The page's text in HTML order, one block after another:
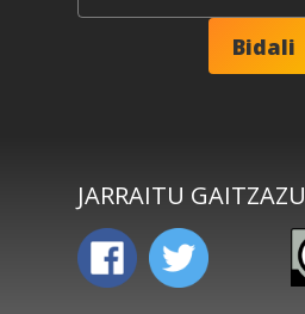
JARRAITU GAITZAZU